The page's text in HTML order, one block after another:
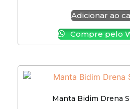
Adicionar ao
Compre pelo
Manta Bidim Drena